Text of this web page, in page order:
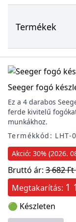
Termékek
Seeger fogó
Ez a 4 darabos
ferde kivitelű
munkákhoz.
Termékkód: LHT-
Akció: 30% (2026.
Bruttó ár: 3 682 Ft
Megtakarítás: 1
🟢 Készleten